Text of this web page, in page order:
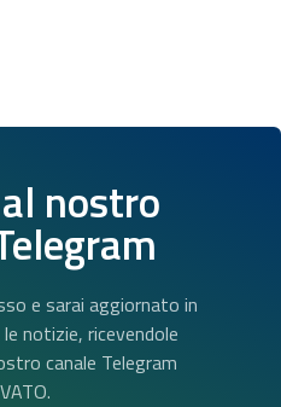
nostro
e sarai aggiornato in
notizie, ricevendole
canale Telegram